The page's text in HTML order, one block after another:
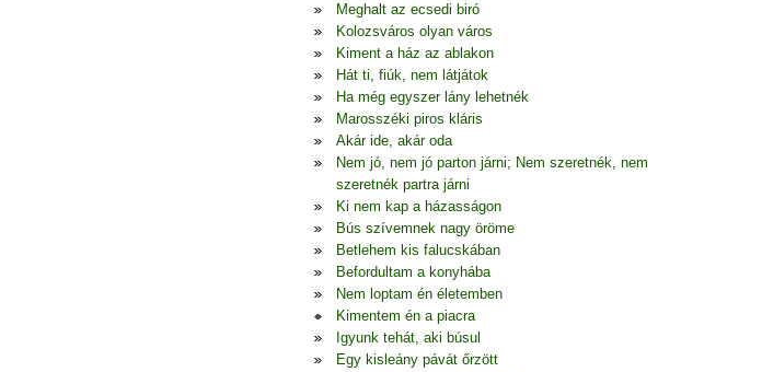
Meghalt az ecsedi biró
Kolozsváros olyan város
Kiment a ház az ablakon
Hát ti, fiúk, nem látjátok
Ha még egyszer lány lehetnék
Marosszéki piros kláris
Akár ide, akár oda
Nem jó, nem jó parton járni; Nem szeretnék, nem
szeretnék partra járni
Ki nem kap a házasságon
Bús szívemnek nagy öröme
Betlehem kis falucskában
Befordultam a konyhába
Nem loptam én életemben
Kimentem én a piacra
Igyunk tehát, aki búsul
Egy kisleány pávát őrzött